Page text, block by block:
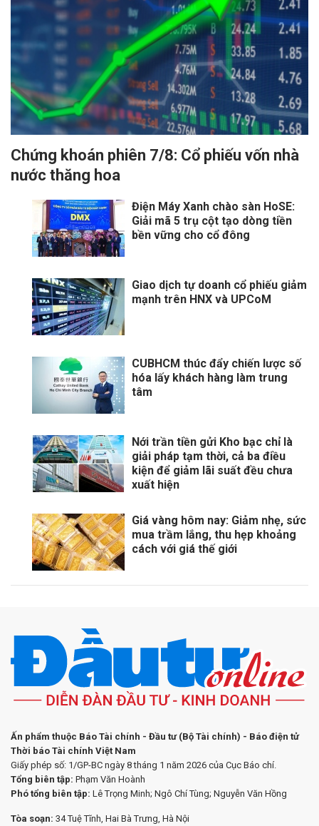
Chứng khoán phiên 7/8: Cổ phiếu vốn nhà
nước thăng hoa
Điện Máy Xanh chào sàn HoSE:
Giải mã 5 trụ cột tạo dòng tiền
bền vững cho cổ đông
Giao dịch tự doanh cổ phiếu giảm
mạnh trên HNX và UPCoM
CUBHCM thúc đẩy chiến lược số
hóa lấy khách hàng làm trung
tâm
Nới trần tiền gửi Kho bạc chỉ là
giải pháp tạm thời, cả ba điều
kiện để giảm lãi suất đều chưa
xuất hiện
Giá vàng hôm nay: Giảm nhẹ, sức
mua trầm lắng, thu hẹp khoảng
cách với giá thế giới
Ấn phẩm thuộc Báo Tài chính - Đầu tư (Bộ Tài chính) - Báo điện tử
Thời báo Tài chính Việt Nam
Giấy phép số: 1/GP-BC ngày 8 tháng 1 năm 2026 của Cục Báo chí.
Tổng biên tập: Phạm Văn Hoành
Phó tổng biên tập: Lê Trọng Minh; Ngô Chí Tùng; Nguyễn Văn Hồng
Tòa soạn: 34 Tuệ Tĩnh, Hai Bà Trưng, Hà Nội